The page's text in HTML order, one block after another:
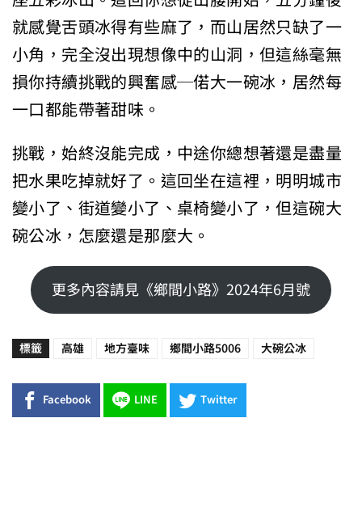
就感覺舌頭冰得有些麻了，而山居然只缺了一
小角，完全沒出現想像中的山洞，但這絲毫無
損你持續挑戰的興奮感─偌大一碗冰，居然每
一口都能帶著甜味。
挑戰，始終沒能完成，中途你總想著還是盡量
把水果吃掉就好了。這回坐在這裡，明明城市
變小了、街道變小了、桌椅變小了，但這碗大
碗公冰，怎麼還是那麼大。
更多內容請見《鄉間小路》2024年6月號
標籤 高雄 地方臺味 鄉間小路5006 大碗公冰
Facebook LINE Twitter